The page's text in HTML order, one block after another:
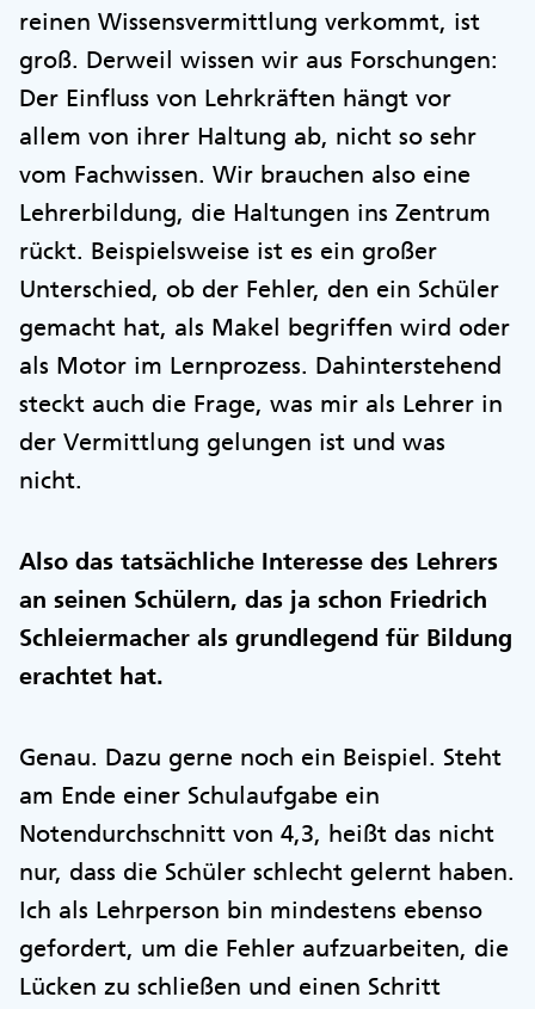
reinen Wissensvermittlung verkommt, ist
groß. Derweil wissen wir aus Forschungen:
Der Einfluss von Lehrkräften hängt vor
allem von ihrer Haltung ab, nicht so sehr
vom Fachwissen. Wir brauchen also eine
Lehrerbildung, die Haltungen ins Zentrum
rückt. Beispielsweise ist es ein großer
Unterschied, ob der Fehler, den ein Schüler
gemacht hat, als Makel begriffen wird oder
als Motor im Lernprozess. Dahinterstehend
steckt auch die Frage, was mir als Lehrer in
der Vermittlung gelungen ist und was
nicht.
Also das tatsächliche Interesse des Lehrers
an seinen Schülern, das ja schon Friedrich
Schleiermacher als grundlegend für Bildung
erachtet hat.
Genau. Dazu gerne noch ein Beispiel. Steht
am Ende einer Schulaufgabe ein
Notendurchschnitt von 4,3, heißt das nicht
nur, dass die Schüler schlecht gelernt haben.
Ich als Lehrperson bin mindestens ebenso
gefordert, um die Fehler aufzuarbeiten, die
Lücken zu schließen und einen Schritt